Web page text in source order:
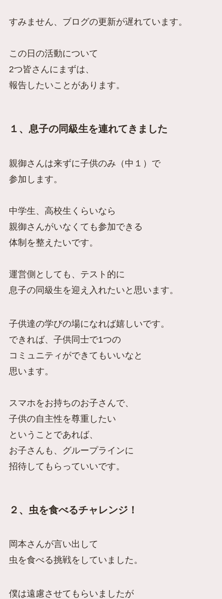
すみません、ブログの更新が遅れています。
この日の活動について
2つ皆さんにまずは、
報告したいことがあります。
１、息子の同級生を連れてきました
親御さんは来ずに子供のみ（中１）で
参加します。
中学生、高校生くらいなら
親御さんがいなくても参加できる
体制を整えたいです。
運営側としても、テスト的に
息子の同級生を迎え入れたいと思います。
子供達の学びの場になれば嬉しいです。
できれば、子供同士で1つの
コミュニティができてもいいなと
思います。
スマホをお持ちのお子さんで、
子供の自主性を尊重したい
ということであれば、
お子さんも、グループラインに
招待してもらっていいです。
２、虫を食べるチャレンジ！
岡本さんが言い出して
虫を食べる挑戦をしていました。
僕は遠慮させてもらいましたが